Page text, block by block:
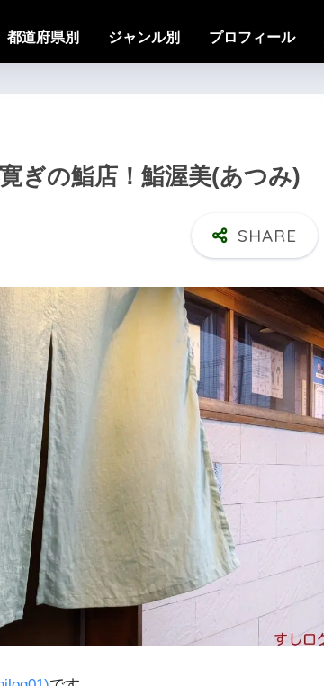
都道府県別 ジャンル別 プロフィール
ぎの鮨店！鮨渥美(あつみ)